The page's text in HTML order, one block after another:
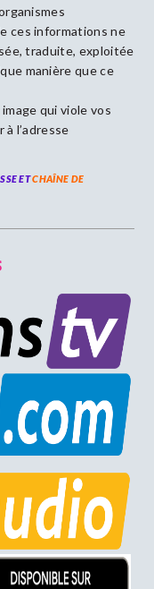
ces informations ne
traduite, exploitée
manière que ce
qui viole vos
l’adresse
ETCHAÎNE DE